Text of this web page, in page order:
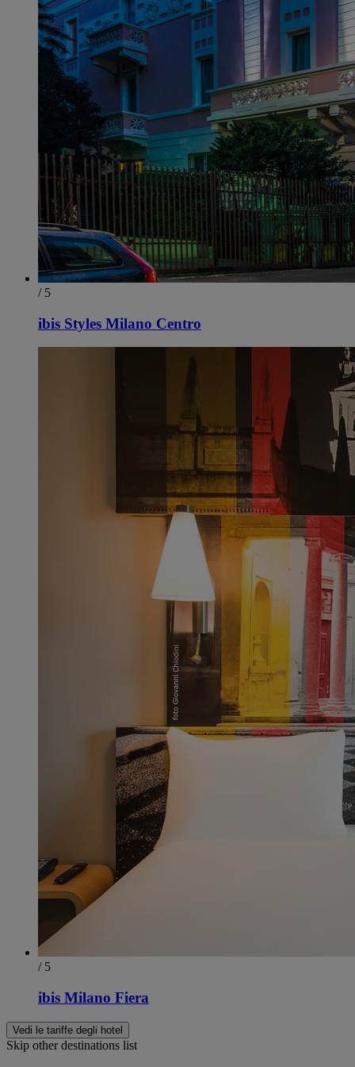
/ 5
ibis Styles Milano Centro
/ 5
ibis Milano Fiera
Vedi le tariffe degli hotel
Skip other destinations list